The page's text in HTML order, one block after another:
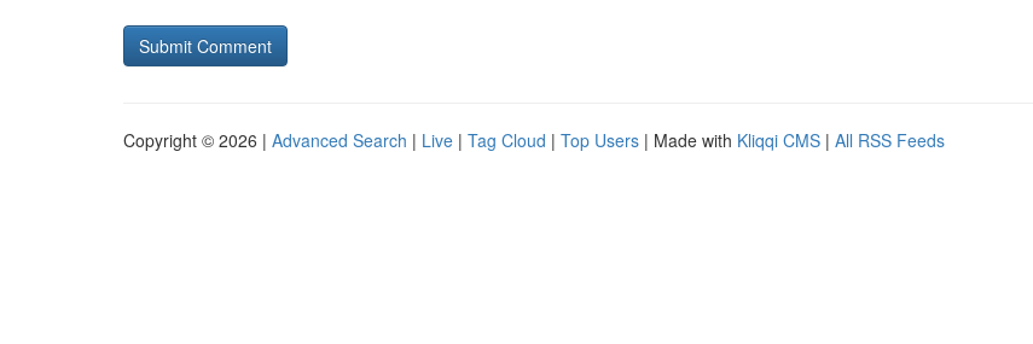
Copyright © 2026 | Advanced Search | Live | Tag Cloud | Top Users | Made with Kliqqi CMS | All RSS Feeds